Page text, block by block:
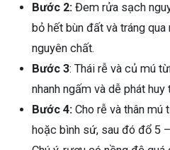
Bước 2: Đem rửa sạch
bỏ hết bùn đất và tráng
nguyên chất.
Bước 3: Thái rễ và củ mú
nhanh ngấm và dễ phát huy
Bước 4: Cho rễ và thân mú
hoặc bình sứ, sau đó đổ 5